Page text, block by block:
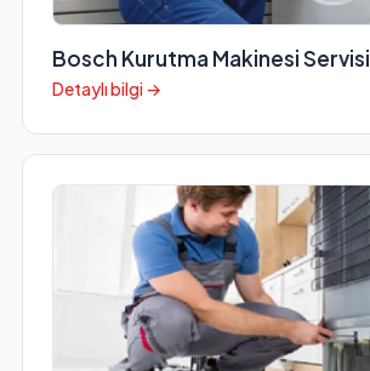
Bosch Kurutma Makinesi Servisi
Detaylı bilgi →